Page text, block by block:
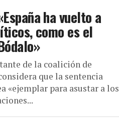
ha vuelto a
como es el
de la coalición de
que la sentencia
«ejemplar para asustar a los